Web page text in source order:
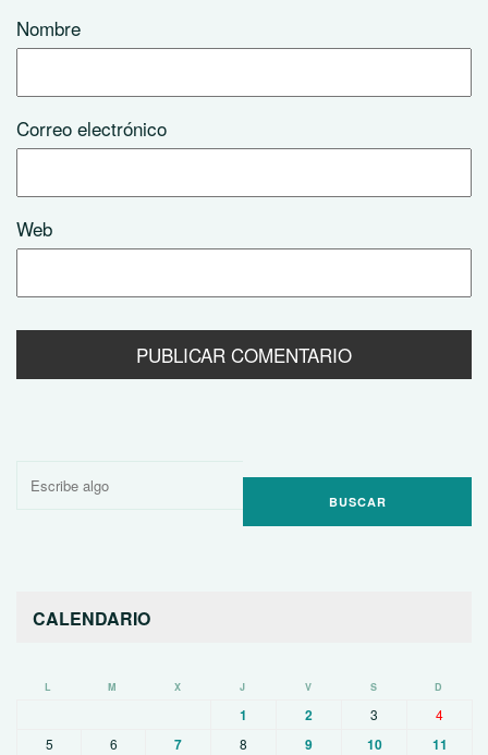
Nombre
Correo electrónico
Web
Buscar
CALENDARIO
L M X J V S D
1 2 3
4
5
6 7 8 9 10 11